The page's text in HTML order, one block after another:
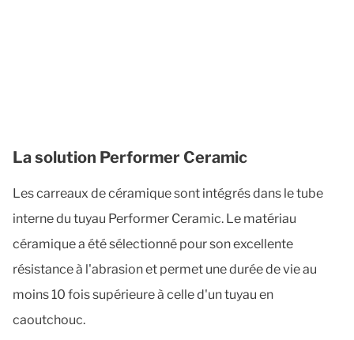
La solution Performer Ceramic
Les carreaux de céramique sont intégrés dans le tube
interne du tuyau Performer Ceramic. Le matériau
céramique a été sélectionné pour son excellente
résistance à l'abrasion et permet une durée de vie au
moins 10 fois supérieure à celle d'un tuyau en
caoutchouc.